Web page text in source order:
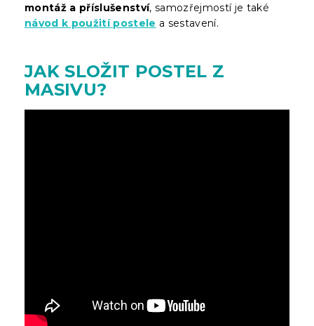
montáž a příslušenství, samozřejmostí je také
návod k použití postele a sestavení.
JAK SLOŽIT POSTEL Z
MASIVU?